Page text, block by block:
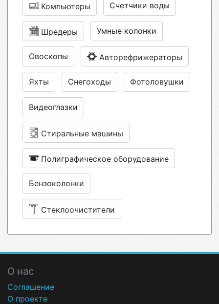
Компьютеры Счетчики воды
Шредеры Умные колонки
Овоскопы Авторефрижераторы
Яхты Снегоходы Фотоловушки
Видеоглазки
Стиральные машины
Полиграфическое оборудование
Бензоколонки
Стеклоочистители
О нас
Соглашение
О проекте